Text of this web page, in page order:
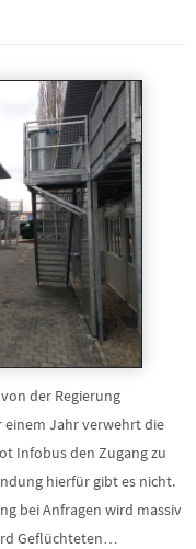
der Regierung
einem Jahr verwehrt die
Infobus den Zugang zu
hierfür gibt es nicht.
bei Anfragen wird massiv
Geflüchteten…